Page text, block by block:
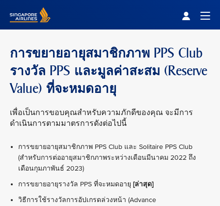
การขยายอายุสมาชิกภาพ PPS Club
รางวัล PPS และมูลค่าสะสม (Reserve
Value) ที่จะหมดอายุ
เพื่อเป็นการขอบคุณสำหรับความภักดีของคุณ จะมีการ
ดำเนินการตามมาตรการดังต่อไปนี้
การขยายอายุสมาชิกภาพ PPS Club และ Solitaire PPS Club
(สำหรับการต่ออายุสมาชิกภาพระหว่างเดือนมีนาคม 2022 ถึง
เดือนกุมภาพันธ์ 2023)
การขยายอายุรางวัล PPS ที่จะหมดอายุ [ล่าสุด]
วิธีการใช้รางวัลการอัปเกรดล่วงหน้า (Advance